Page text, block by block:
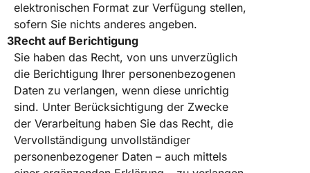
elektronischen Format zur Verfügung stellen,
sofern Sie nichts anderes angeben.
Recht auf Berichtigung
Sie haben das Recht, von uns unverzüglich
die Berichtigung Ihrer personenbezogenen
Daten zu verlangen, wenn diese unrichtig
sind. Unter Berücksichtigung der Zwecke
der Verarbeitung haben Sie das Recht, die
Vervollständigung unvollständiger
personenbezogener Daten – auch mittels